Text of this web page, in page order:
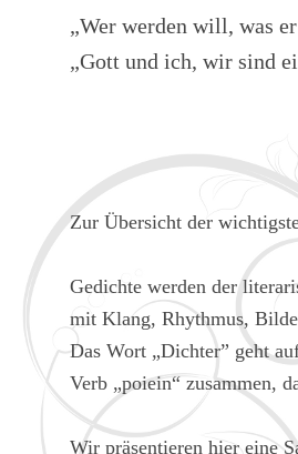
„Wer werden will, was
„Gott und ich, wir sind
Zur Übersicht der
Gedichte werden der
mit Klang, Rhythmus,
Das Wort „Dichter” geht
Verb „poiein“ zusammen,
Wir präsentieren hier eine